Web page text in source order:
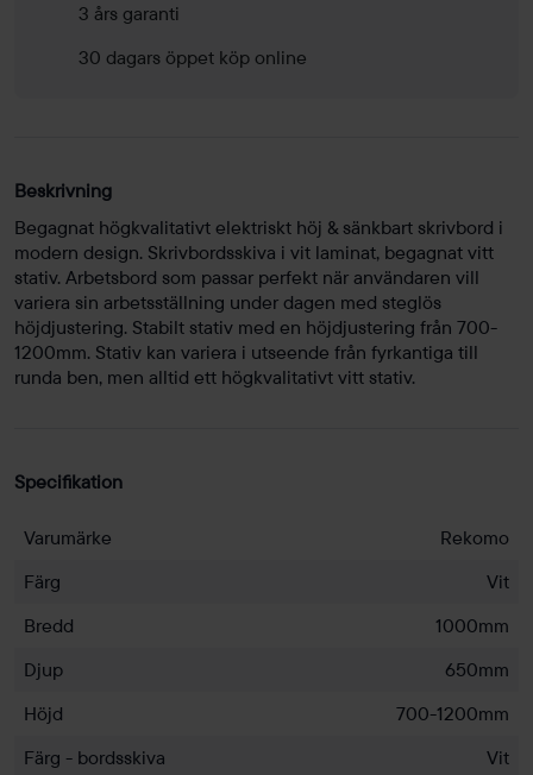
3 års garanti
30 dagars öppet köp online
Beskrivning
Begagnat högkvalitativt elektriskt höj & sänkbart skrivbord i
modern design. Skrivbordsskiva i vit laminat, begagnat vitt
stativ. Arbetsbord som passar perfekt när användaren vill
variera sin arbetsställning under dagen med steglös
höjdjustering. Stabilt stativ med en höjdjustering från 700-
1200mm. Stativ kan variera i utseende från fyrkantiga till
runda ben, men alltid ett högkvalitativt vitt stativ.
Specifikation
Varumärke
Rekomo
Färg
Vit
Bredd
1000mm
Djup
650mm
Höjd
700-1200mm
Färg - bordsskiva
Vit